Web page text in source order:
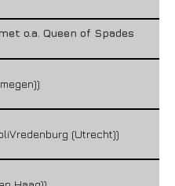
o.a. Queen of Spades
(Utrecht))